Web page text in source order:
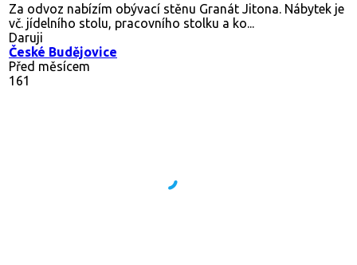
Za odvoz nabízím obývací stěnu Granát Jitona. Nábytek je
vč. jídelního stolu, pracovního stolku a ko...
Daruji
České Budějovice
Před měsícem
161